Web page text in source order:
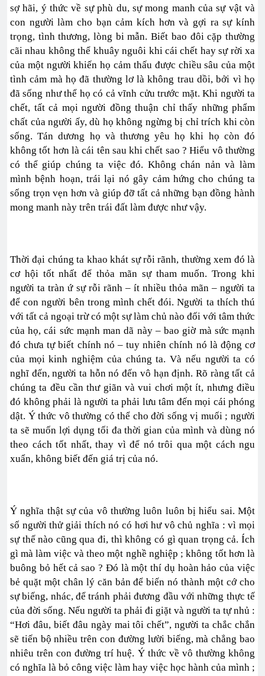
sợ hãi, ý thức về sự phù du, sự mong manh của sự vật và
con người làm cho bạn cảm kích hơn và gợi ra sự kính
trọng, tình thương, lòng bi mẫn. Biết bao đôi cặp thường
cãi nhau không thể khuây nguôi khi cái chết hay sự rời xa
của một người khiến họ cảm thấu được chiều sâu của một
tình cảm mà họ đã thường lơ là không trau dồi, bởi vì họ
đã sống như thể họ có cả vĩnh cửu trước mặt. Khi người ta
chết, tất cả mọi người đồng thuận chỉ thấy những phẩm
chất của người ấy, dù họ không ngừng bị chỉ trích khi còn
sống. Tán dương họ và thương yêu họ khi họ còn đó
không tốt hơn là cái tên sau khi chết sao ? Hiểu vô thường
có thể giúp chúng ta việc đó. Không chán nản và làm
mình bệnh hoạn, trái lại nó gây cảm hứng cho chúng ta
sống trọn vẹn hơn và giúp đỡ tất cả những bạn đồng hành
mong manh này trên trái đất làm được như vậy.
Thời đại chúng ta khao khát sự rỗi rãnh, thường xem đó là
cơ hội tốt nhất để thỏa mãn sự tham muốn. Trong khi
người ta tràn ứ sự rỗi rãnh – ít nhiều thỏa mãn – người ta
để con người bên trong mình chết đói. Người ta thích thú
với tất cả ngoại trừ có một sự làm chủ nào đối với tâm thức
của họ, cái sức mạnh man dã này – bao giờ mà sức mạnh
đó chưa tự biết chính nó – tuy nhiên chính nó là động cơ
của mọi kinh nghiệm của chúng ta. Và nếu người ta có
nghĩ đến, người ta hỗn nó đến vô hạn định. Rõ ràng tất cả
chúng ta đều cần thư giãn và vui chơi một ít, nhưng điều
đó không phải là người ta phải lưu tâm đến mọi cái phóng
dật. Ý thức vô thường có thể cho đời sống vị muối ; người
ta sẽ muốn lợi dụng tối đa thời gian của mình và dùng nó
theo cách tốt nhất, thay vì để nó trôi qua một cách ngu
xuẩn, không biết đến giá trị của nó.
Ý nghĩa thật sự của vô thường luôn luôn bị hiểu sai. Một
số người thử giải thích nó có hơi hư vô chủ nghĩa : vì mọi
sự thế nào cũng qua đi, thì không có gì quan trọng cả. Ích
gì mà làm việc và theo một nghề nghiệp ; không tốt hơn là
buông bỏ hết cả sao ? Đó là một thí dụ hoàn hảo của việc
bẻ quặt một chân lý căn bản để biến nó thành một cớ cho
sự biếng, nhác, để tránh phải đương đầu với những thực tế
của đời sống. Nếu người ta phải đi giặt và người ta tự nhủ :
“Hơi đâu, biết đâu ngày mai tôi chết”, người ta chắc chắn
sẽ tiến bộ nhiều trên con đường lười biếng, mà chẳng bao
nhiêu trên con đường trí huệ. Ý thức về vô thường không
có nghĩa là bỏ công việc làm hay việc học hành của mình ;